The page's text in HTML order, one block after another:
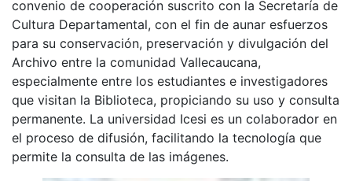
convenio de cooperación suscrito con la Secretaría de
Cultura Departamental, con el fin de aunar esfuerzos
para su conservación, preservación y divulgación del
Archivo entre la comunidad Vallecaucana,
especialmente entre los estudiantes e investigadores
que visitan la Biblioteca, propiciando su uso y consulta
permanente. La universidad Icesi es un colaborador en
el proceso de difusión, facilitando la tecnología que
permite la consulta de las imágenes.